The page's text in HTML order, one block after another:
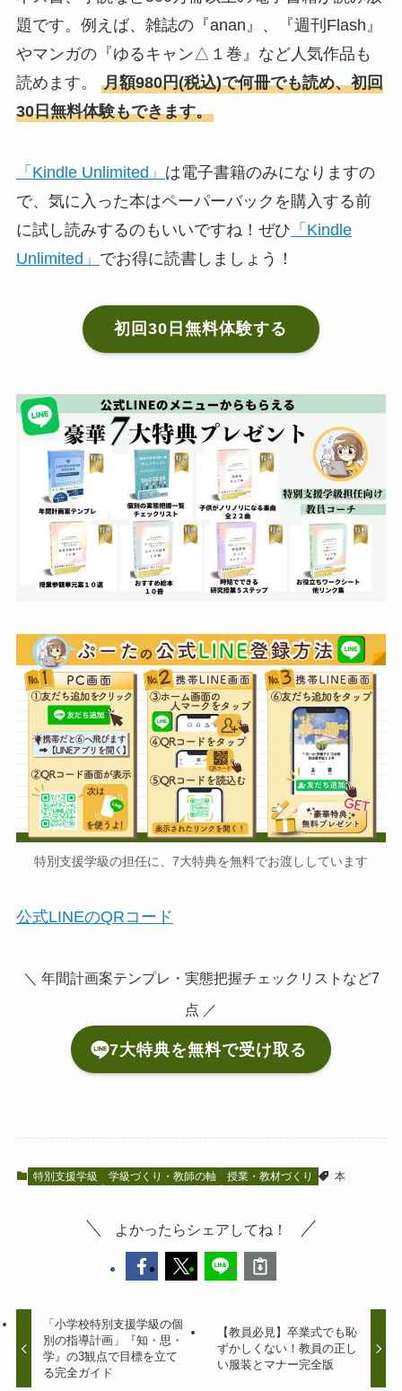
題です。例えば、雑誌の『anan』、『週刊Flash』
やマンガの『ゆるキャン△１巻』など人気作品も
読めます。 月額980円(税込)で何冊でも読め、初回
30日無料体験もできます。
「Kindle Unlimited」 は電子書籍のみになりますの
で、気に入った本はペーパーバックを購入する前
に試し読みするのもいいですね！ぜひ 「Kindle
Unlimited」 でお得に読書しましょう！
初回30日無料体験する
特別支援学級の担任に、7大特典を無料でお渡ししています
公式LINEのQRコード
＼ 年間計画案テンプレ・実態把握チェックリストなど7
点 ／
7大特典を無料で受け取る
特別支援学級 学級づくり・教師の軸 授業・教材づくり 本
よかったらシェアしてね！
「小学校特別支援学級の個
別の指導計画」『知・思・
学』の3観点で目標を立て
る完全ガイド
【教員必見】卒業式でも恥
ずかしくない！教員の正し
い服装とマナー完全版